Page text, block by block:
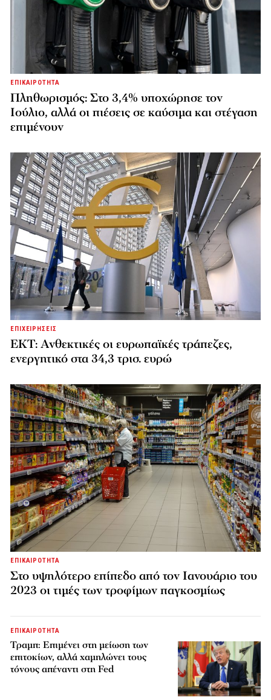
ΕΠΙΚΑΙΡΟΤΗΤΑ
Πληθωρισμός: Στο 3,4% υποχώρησε τον
Ιούλιο, αλλά οι πιέσεις σε καύσιμα και στέγαση
επιμένουν
ΕΠΙΧΕΙΡΗΣΕΙΣ
ΕΚΤ: Ανθεκτικές οι ευρωπαϊκές τράπεζες,
ενεργητικό στα 34,3 τρισ. ευρώ
ΕΠΙΚΑΙΡΟΤΗΤΑ
Στο υψηλότερο επίπεδο από τον Ιανουάριο του
2023 οι τιμές των τροφίμων παγκοσμίως
ΕΠΙΚΑΙΡΟΤΗΤΑ
Τραμπ: Επιμένει στη μείωση των
επιτοκίων, αλλά χαμηλώνει τους
τόνους απέναντι στη Fed